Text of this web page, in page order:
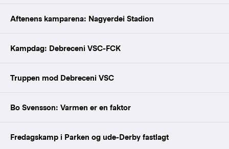
Aftenens kamparena: Nagyerdei Stadion
Kampdag: Debreceni VSC-FCK
Truppen mod Debreceni VSC
Bo Svensson: Varmen er en faktor
Fredagskamp i Parken og ude-Derby fastlagt